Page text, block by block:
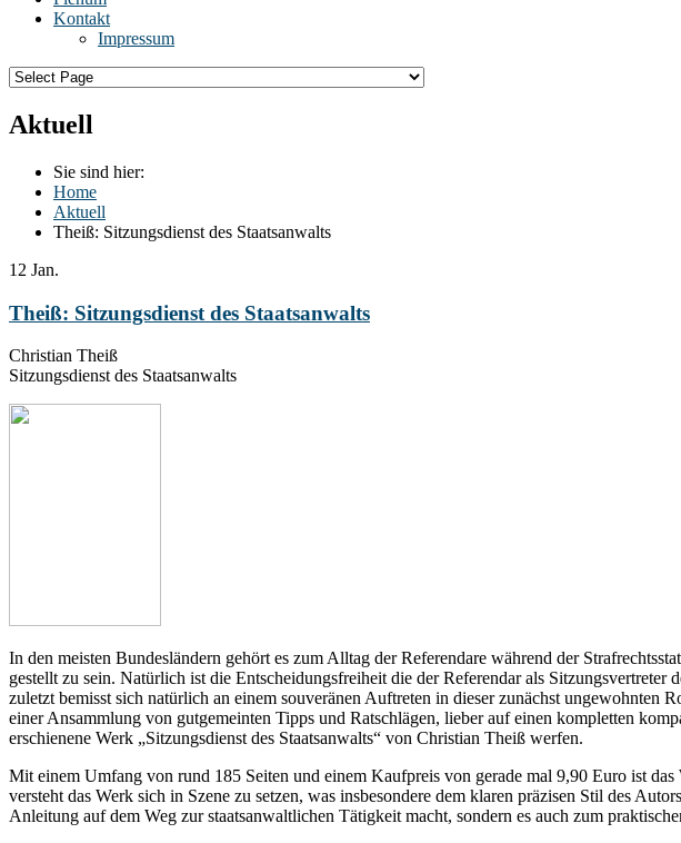
Kontakt
Impressum
Aktuell
Sie sind hier:
Home
Aktuell
Theiß: Sitzungsdienst des Staatsanwalts
12 Jan.
Theiß: Sitzungsdienst des Staatsanwalts
Christian Theiß
Sitzungsdienst des Staatsanwalts
In den meisten Bundesländern gehört es zum Alltag der Referendare während der
gestellt zu sein. Natürlich ist die Entscheidungsfreiheit die der Referendar als
zuletzt bemisst sich natürlich an einem souveränen Auftreten in dieser zunächst ungewohnten
einer Ansammlung von gutgemeinten Tipps und Ratschlägen, lieber auf einen kompletten
erschienene Werk „Sitzungsdienst des Staatsanwalts“ von Christian Theiß werfen.
Mit einem Umfang von rund 185 Seiten und einem Kaufpreis von gerade mal 9,90 Euro ist
versteht das Werk sich in Szene zu setzen, was insbesondere dem klaren präzisen Stil des
Anleitung auf dem Weg zur staatsanwaltlichen Tätigkeit macht, sondern es auch zum